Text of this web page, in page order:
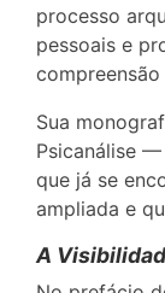
processo
pessoais e
Sua
Psicanálise —
que já se
ampliada e
A